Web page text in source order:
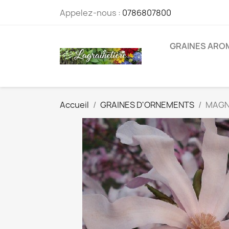
Appelez-nous : 0786807800
GRAINES
Accueil GRAINES D'ORNEMENTS